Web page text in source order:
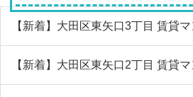
【新着】大田区東矢口3丁目 賃貸
【新着】大田区東矢口2丁目 賃貸